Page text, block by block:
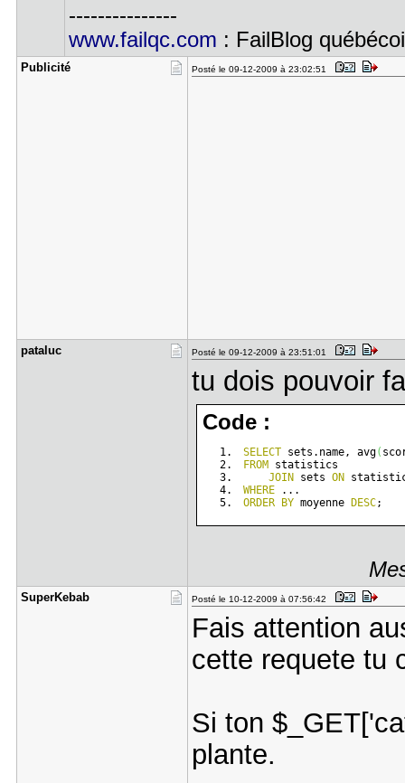
---------------
www.failqc.com : FailBlog
Publicité Posté le 09-12-2009 à 23:02:51
pataluc Posté le 09-12-2009 à 23:51:01
tu dois pouvoir
Code :
SELECT sets.name, avg(
FROM statistics
JOIN sets ON
WHERE ...
ORDER
BY moyenne DESC;
SuperKebab Posté le 10-12-2009 à 07:56:42
Fais attention
cette requete tu
Si ton
plante.